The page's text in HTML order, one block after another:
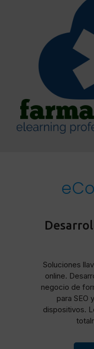
Soluciones
online.
negocio de
para SEO
dispositivos.